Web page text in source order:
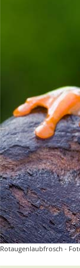
Rotaugenlaubfrosch -